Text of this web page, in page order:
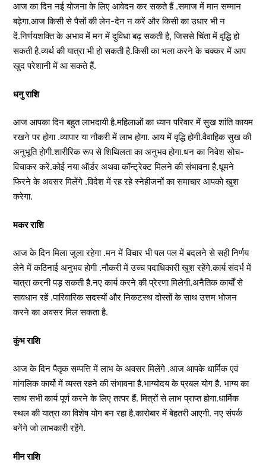
आज का दिन नई योजना के लिए आवेदन कर सकते हैं .समाज में मान सम्मान
बढ़ेगा.आज किसी से पैसों की लेन-देन न करें और किसी का उधार भी न
दें.निर्णयशक्ति के अभाव में मन में दुविधा बढ़ सकती है, जिससे चिंता में वृद्धि हो
सकती है.व्यर्थ की यात्रा भी हो सकती है.किसी का भला करने के चक्कर में आप
खुद परेशानी में आ सकते हैं.
धनु राशि
आज आपका दिन बहुत लाभदायी है.महिलाओं का ध्यान परिवार में सुख शांति कायम
रखने पर होगा .व्यापार या नौकरी में लाभ होगा. आय में वृद्धि होगी.वैवाहिक सुख की
अनुभूति होगी.शारीरिक रूप से शिथिलता का अनुभव होगा.धन का निवेश सोच-
विचाकर करें.कोई नया ऑर्डर अथवा कॉन्ट्रेक्ट मिलने की संभावना है.धूमने
फिरने के अवसर मिलेंगे .विदेश में रह रहे स्नेहीजनों का समाचार आपको खुश
करेगा.
मकर राशि
आज के दिन मिला जुला रहेगा .मन में विचार भी पल पल में बदलने से सही निर्णय
लेने में कठिनाई अनुभव होगी .नौकरी में उच्च पदाधिकारी खुश रहेंगे.कार्य संदर्भ में
यात्रा करनी पड़ सकती है.नए कार्य करने की प्रेरणा मिलेगी.अनैतिक कार्यों से
सावधान रहें .पारिवारिक सदस्यों और निकटस्थ दोस्तों के साथ उत्तम भोजन
करने का अवसर मिल सकता है.
कुंभ राशि
आज के दिन पैतृक सम्पत्ति में लाभ के अवसर मिलेंगे .आज आपके धार्मिक एवं
मांगलिक कार्यो में व्यस्त रहने की संभावना है.भाग्योदय के प्रबल योग है. भाग्य का
साथ सभी कार्य पूर्ण करने के लिए तत्पर हैं. मित्रों से लाभ प्राप्त होगा.धार्मिक
स्थल की यात्रा का विशेष योग बन रहा है.कारोबार में बेहतरी आएगी. नए संपर्क
बनेंगे जो लाभकारी रहेंगे.
मीन राशि